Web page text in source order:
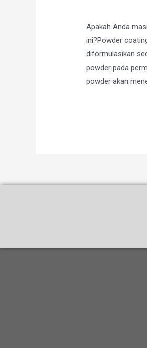
Apakah Anda
ini?Powder
diformulasikan
powder pada
powder akan